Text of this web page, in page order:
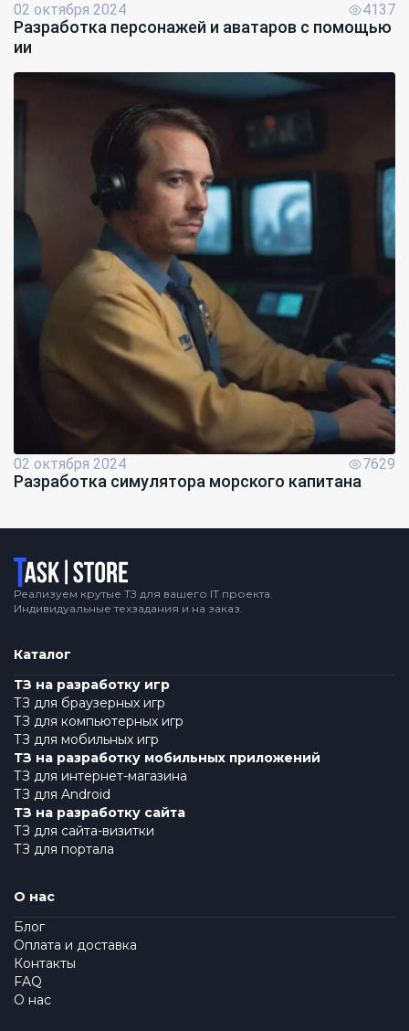
02 октября 2024 4137
Разработка персонажей и аватаров с помощью
ии
02 октября 2024 7629
Разработка симулятора морского капитана
Логотип
Реализуем крутые ТЗ для вашего IT проекта.
Индивидуальные техзадания и на заказ.
Каталог
ТЗ на разработку игр
ТЗ для браузерных игр
ТЗ для компьютерных игр
ТЗ для мобильных игр
ТЗ на разработку мобильных приложений
ТЗ для интернет-магазина
ТЗ для Android
ТЗ на разработку сайта
ТЗ для сайта-визитки
ТЗ для портала
О нас
Блог
Оплата и доставка
Контакты
FAQ
О нас